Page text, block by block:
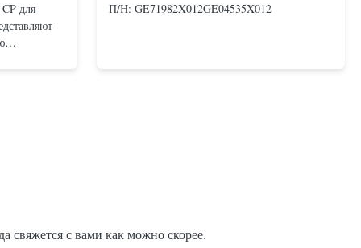
для
П/Н: GE71982X012GE04535X012
свяжется с вами как можно скорее.